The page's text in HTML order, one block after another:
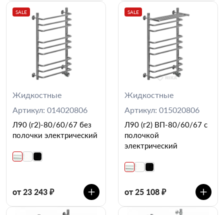
SALE
Жидкостные
Артикул: 014020806
Л90 (г2)-80/60/67 без
полочки электрический
от 23 243 ₽
SALE
Жидкостные
Артикул: 015020806
Л90 (г2) ВП-80/60/67 с
полочкой
электрический
от 25 108 ₽